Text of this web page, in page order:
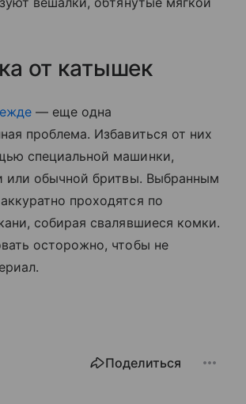
от катышек
— еще одна
проблема. Избавиться от них
специальной машинки,
или обычной бритвы. Выбранным
проходятся по
собирая свалявшиеся комки.
осторожно, чтобы не
Поделиться